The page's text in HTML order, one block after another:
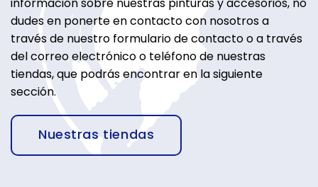
dudes en ponerte en contacto con nosotros a
través de nuestro formulario de contacto o a través
del correo electrónico o teléfono de nuestras
tiendas, que podrás encontrar en la siguiente
sección.
Nuestras tiendas